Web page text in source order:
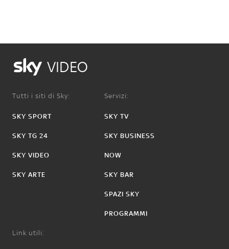
VIDEO
Tutti i siti di Sky:
SKY SPORT
SKY TG 24
SKY VIDEO
SKY ARTE
Servizi:
SKY TV
SKY BUSINESS
NOW
SKY BAR
SPAZI SKY
PROGRAMMI
Link utili: